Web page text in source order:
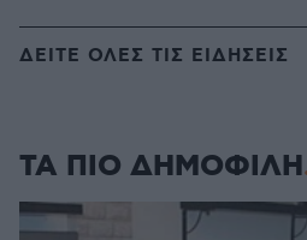
ΔΕΙΤΕ ΟΛΕΣ ΤΙΣ ΕΙΔΗΣΕΙΣ
ΤΑ ΠΙΟ ΔΗΜΟΦΙΛΗ